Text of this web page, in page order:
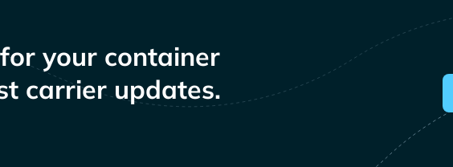
your container
carrier updates.